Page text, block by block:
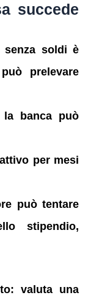
succede
senza soldi è
prelevare
la banca può
per mesi
può tentare
stipendio,
valuta una